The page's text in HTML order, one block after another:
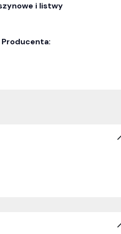
i listwy
Producenta: